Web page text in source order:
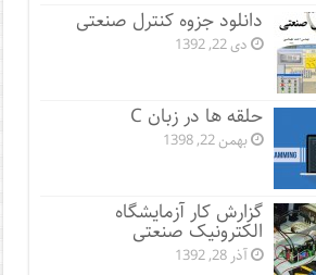
دانلود جزوه کنترل صنعتی
دی 22, 1392
حلقه ها در زبان C
بهمن 22, 1398
گزارش کار آزمایشگاه
الکترونیک صنعتی
آذر 28, 1392